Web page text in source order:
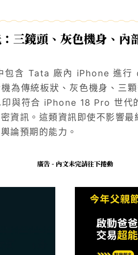
三鏡頭、灰色機身、內
包含 Tata 廠內 iPhone 進
為傳統板狀、灰色機身、三
與符合 iPhone 18 Pro 世代
資訊。這類資訊即使不影響
論預期的能力。
廣告 - 內文未完請往下捲動